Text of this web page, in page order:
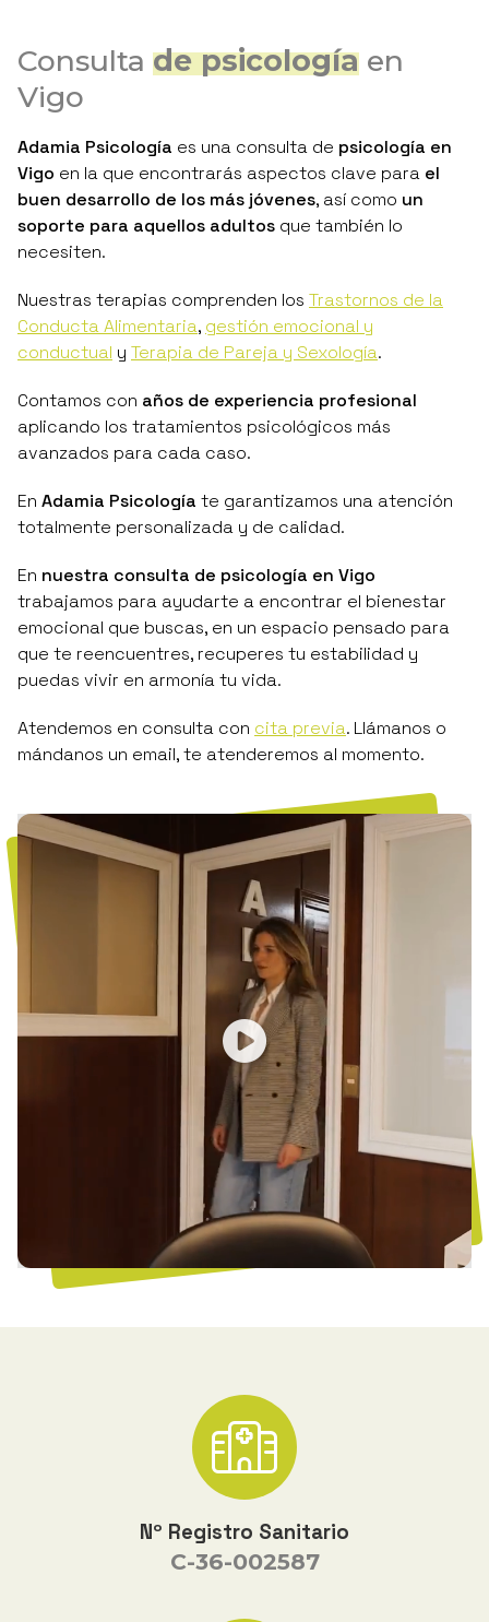
Consulta de psicología en
Vigo
Vigoen la que encontrarás aspectos clave para el
buen desarrollo de los más jóvenes, así comoun
soporte para aquellos adultosque también lo
necesiten.
Conducta Alimentaria,gestión emocional y
conductualyTerapia de Pareja y Sexología
aplicando los tratamientos psicológicos más
avanzados para cada caso.
totalmente personalizada y de calidad.
trabajamos para ayudarte a encontrar el bienestar
emocional que buscas, en un espacio pensado para
que te reencuentres, recuperes tu estabilidad y
puedas vivir en armonía tu vida.
mándanos un email, te atenderemos al momento.
Nº Registro Sanitario
C-36-002587